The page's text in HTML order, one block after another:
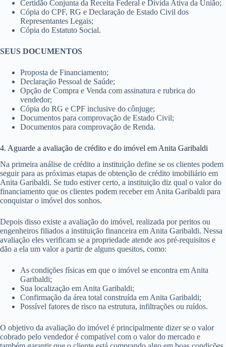
Certidão Conjunta da Receita Federal e Dívida Ativa da União;
Cópia do CPF, RG e Declaração de Estado Civil dos
Representantes Legais;
Cópia do Estatuto Social.
SEUS DOCUMENTOS
Proposta de Financiamento;
Declaração Pessoal de Saúde;
Opção de Compra e Venda com assinatura e rubrica do
vendedor;
Cópia do RG e CPF inclusive do cônjuge;
Documentos para comprovação de Estado Civil;
Documentos para comprovação de Renda.
4. Aguarde a avaliação de crédito e do imóvel em Anita Garibaldi
Na primeira análise de crédito a instituição define se os clientes podem
seguir para as próximas etapas de obtenção de crédito imobiliário em
Anita Garibaldi. Se tudo estiver certo, a instituição diz qual o valor do
financiamento que os clientes podem receber em Anita Garibaldi para
conquistar o imóvel dos sonhos.
Depois disso existe a avaliação do imóvel, realizada por peritos ou
engenheiros filiados a instituição financeira em Anita Garibaldi. Nessa
avaliação eles verificam se a propriedade atende aos pré-requisitos e
dão a ela um valor a partir de alguns quesitos, como:
As condições físicas em que o imóvel se encontra em Anita
Garibaldi;
Sua localização em Anita Garibaldi;
Confirmação da área total construída em Anita Garibaldi;
Possível fatores de risco na estrutura, infiltrações ou ruídos.
O objetivo da avaliação do imóvel é principalmente dizer se o valor
cobrado pelo vendedor é compatível com o valor do mercado e